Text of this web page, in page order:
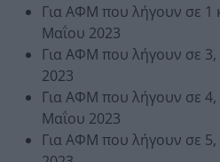
Για ΑΦΜ που λήγουν σε 1
Μαΐου 2023
Για ΑΦΜ που λήγουν σε
2023
Για ΑΦΜ που λήγουν σε
Μαΐου 2023
Για ΑΦΜ που λήγουν σε